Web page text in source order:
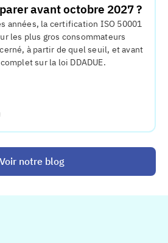
avant octobre 2027 ?
années, la certification ISO 50001
les plus gros consommateurs
à partir de quel seuil, et avant
sur la loi DDADUE.
Voir notre blog